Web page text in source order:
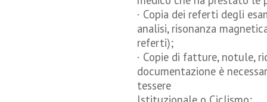
· Copia dei referti degli
analisi, risonanza
referti);
· Copie di fatture, notule,
documentazione è
tessere